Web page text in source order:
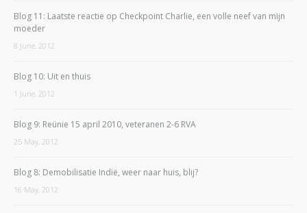
Blog 11: Laatste reactie op Checkpoint Charlie, een volle neef van mijn
moeder
8 June, 2012
Blog 10: Uit en thuis
1 June, 2012
Blog 9: Reünie 15 april 2010, veteranen 2-6 RVA
25 May, 2012
Blog 8: Demobilisatie Indië, weer naar huis, blij?
16 May, 2012